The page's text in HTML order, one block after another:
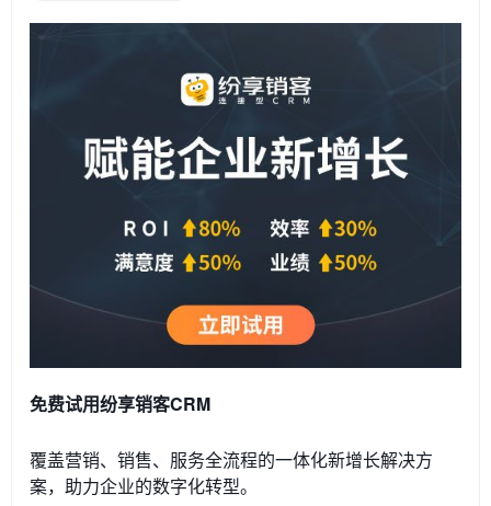
免费试用纷享销客CRM
覆盖营销、销售、服务全流程的一体化新增长解决方
案，助力企业的数字化转型。